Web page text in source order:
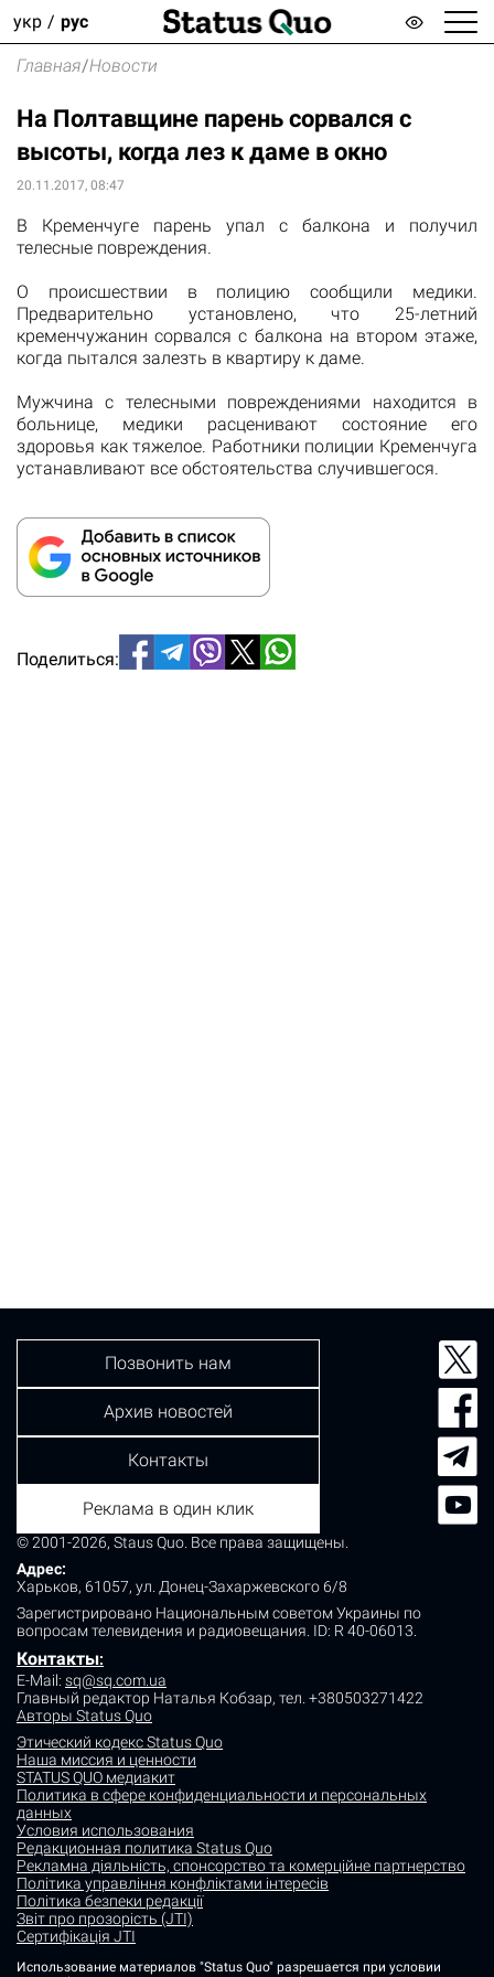
укр рус
Главная/Новости
На Полтавщине парень сорвался с
высоты, когда лез к даме в окно
20.11.2017, 08:47
В Кременчуге парень упал с балкона и
получил
телесные повреждения.
О происшествии в полицию сообщили
медики.
Предварительно
установлено, что
25-летний
кременчужанин сорвался с балкона на втором этаже,
когда пытался залезть в квартиру к даме.
Мужчина с телесными повреждениями находится
в
больнице, медики расценивают состояние
его
здоровья как тяжелое. Работники полиции Кременчуга
устанавливают все обстоятельства случившегося.
Поделиться:
© 2001-2026, Staus Quo. Все права защищены.
Адрес:
Харьков, 61057, ул. Донец-Захаржевского 6/8
Зарегистрировано Национальным советом Украины по
вопросам телевидения и радиовещания. ID: R 40-06013.
Контакты:
E-Mail: sq@sq.com.ua
Главный редактор Наталья Кобзар, тел. +380503271422
Авторы Status Quo
Этический кодекс Status Quo
Наша миссия и ценности
STATUS QUO медиакит
Политика в сфере конфиденциальности и персональных
данных
Условия использования
Редакционная политика Status Quo
Рекламна діяльність, спонсорство та комерційне партнерство
Політика управління конфліктами інтересів
Політика безпеки редакції
Звіт про прозорість (JTI)
Сертифікація JTI
Позвонить нам
Архив новостей
Контакты
Реклама в один клик
Использование материалов "Status Quo" разрешается при условии